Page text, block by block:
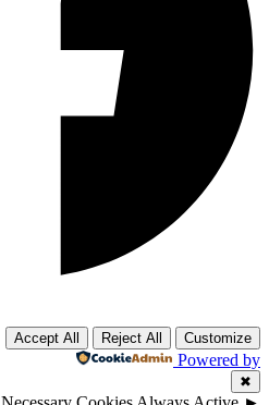
Customize
Reject All
Accept All
Powered by
✖